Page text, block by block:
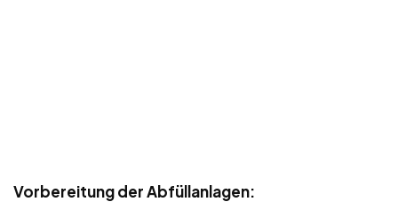
Vorbereitung der Abfüllanlagen: